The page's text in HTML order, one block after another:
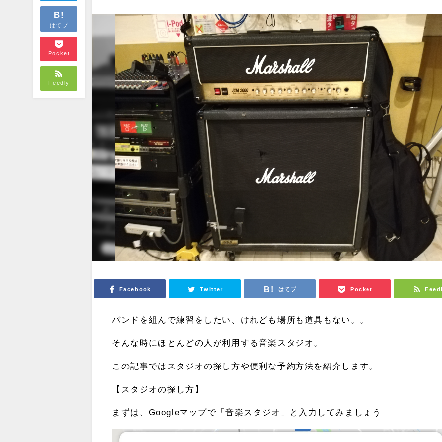
B!
はてブ
Pocket
Feedly
Facebook Twitter はてブ Pocket
バンドを組んで練習をしたい、けれども場所も道具もない。。
そんな時にほとんどの人が利用する音楽スタジオ。
この記事ではスタジオの探し方や便利な予約方法を紹介します。
【スタジオの探し方】
まずは、Googleマップで「音楽スタジオ」と入力してみましょう